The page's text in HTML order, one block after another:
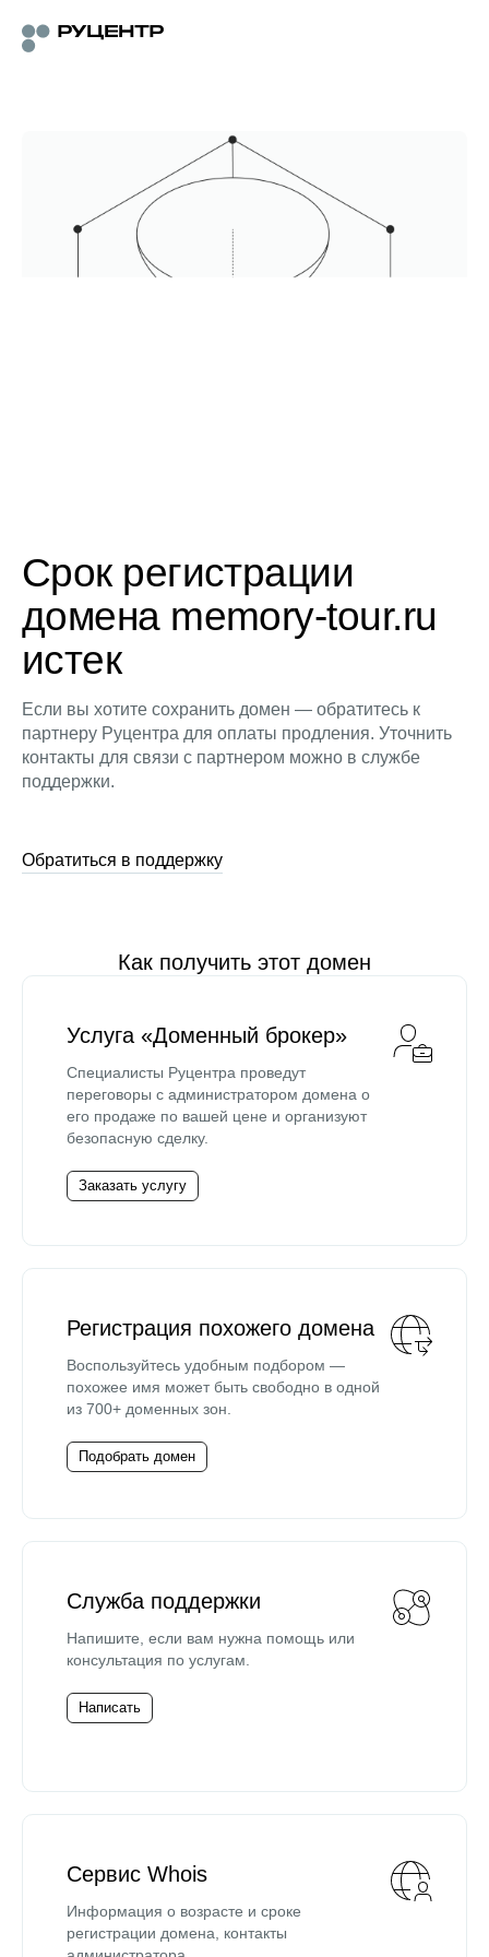
Срок регистрации
домена memory-tour.ru
истек
Если вы хотите сохранить домен — обратитесь к
партнеру Руцентра для оплаты продления. Уточнить
контакты для связи с партнером можно в службе
поддержки.
Обратиться в поддержку
Как получить этот домен
Услуга «Доменный брокер»
Специалисты Руцентра проведут
переговоры с администратором домена о
его продаже по вашей цене и организуют
безопасную сделку.
Заказать услугу
Регистрация похожего домена
Воспользуйтесь удобным подбором —
похожее имя может быть свободно в одной
из 700+ доменных зон.
Подобрать домен
Служба поддержки
Напишите, если вам нужна помощь или
консультация по услугам.
Написать
Сервис Whois
Информация о возрасте и сроке
регистрации домена, контакты